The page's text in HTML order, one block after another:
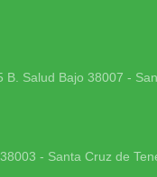
Salud Bajo 38007 -
- Santa Cruz de